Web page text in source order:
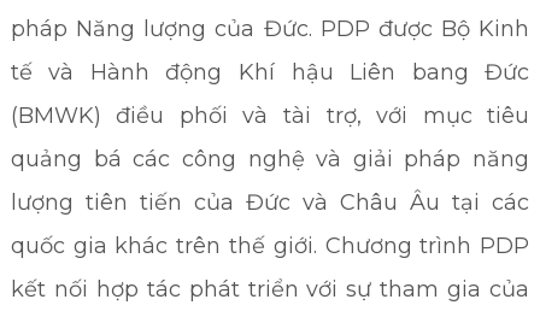
pháp Năng lượng của Đức. PDP được Bộ Kinh
tế và Hành động Khí hậu Liên bang Đức
(BMWK) điều phối và tài trợ, với mục tiêu
quảng bá các công nghệ và giải pháp năng
lượng tiên tiến của Đức và Châu Âu tại các
quốc gia khác trên thế giới. Chương trình PDP
kết nối hợp tác phát triển với sự tham gia của